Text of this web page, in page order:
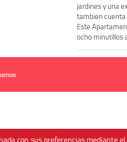
jardines y una
tambien cuenta
Este
ocho minutillos
con sus preferencias mediante